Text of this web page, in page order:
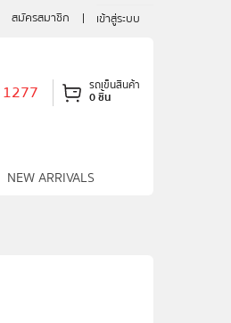
สมัครสมาชิก เข้าสู่ระบบ
NEW ARRIVALS
1277 รถเข็นสินค้า
0 ชิ้น